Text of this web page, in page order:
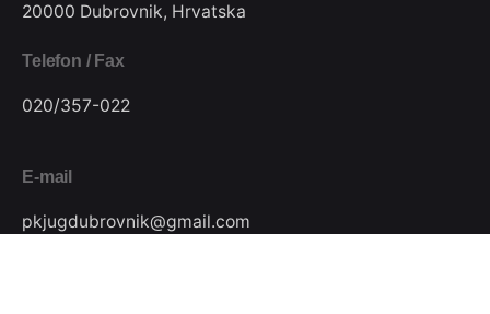
20000 Dubrovnik, Hrvatska
Telefon / Fax
020/357-022
E-mail
pkjugdubrovnik@gmail.com